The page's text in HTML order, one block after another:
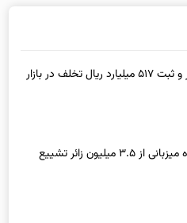
تشدید نظارت بر بازار و ثبت ۵۱۷ میلیارد ریال تخلف در بازار
خراسان شمالی آماده میزبانی از ۳.۵ میلیون زائر تشییع